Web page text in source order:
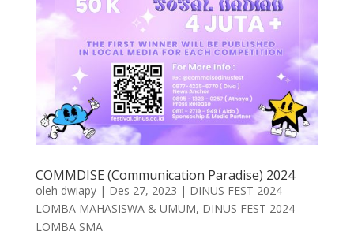
COMMDISE (Communication Paradise) 2024
oleh dwiapy| Des 27, 2023 | DINUS FEST 2024 -
LOMBA MAHASISWA & UMUM, DINUS FEST 2024 -
LOMBA SMA